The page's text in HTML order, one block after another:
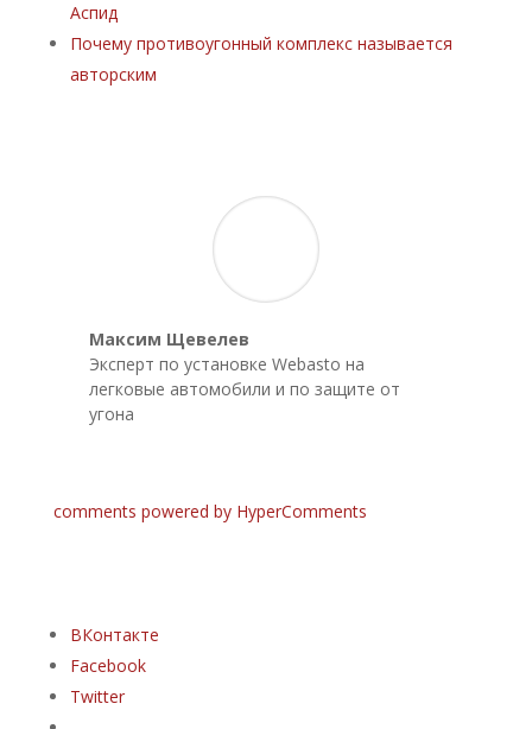
Аспид
Почему противоугонный комплекс называется
авторским
Максим Щевелев
Эксперт по установке Webasto на
легковые автомобили и по защите от
угона
comments powered by HyperComments
ВКонтакте
Facebook
Twitter